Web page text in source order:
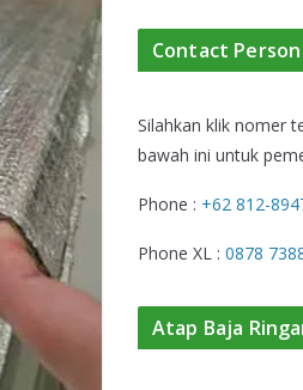
Contact Person
Silahkan klik nomer
bawah ini untuk
Phone : +62 812-
Phone XL : 0878
Atap Baja